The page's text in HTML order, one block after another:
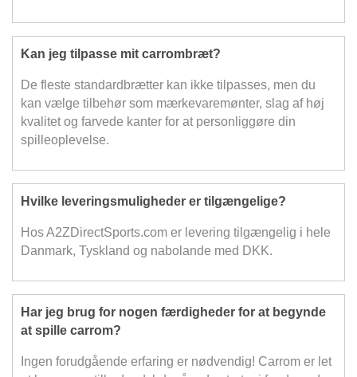
Kan jeg tilpasse mit carrombræt?
De fleste standardbrætter kan ikke tilpasses, men du
kan vælge tilbehør som mærkevaremønter, slag af høj
kvalitet og farvede kanter for at personliggøre din
spilleoplevelse.
Hvilke leveringsmuligheder er tilgængelige?
Hos A2ZDirectSports.com er levering tilgængelig i hele
Danmark, Tyskland og nabolande med DKK.
Har jeg brug for nogen færdigheder for at begynde
at spille carrom?
Ingen forudgående erfaring er nødvendig! Carrom er let